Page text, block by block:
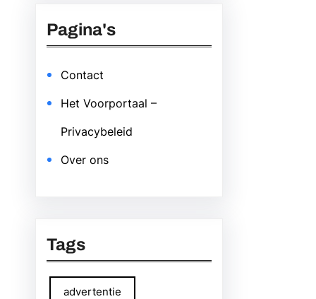
Pagina's
Contact
Het Voorportaal –
Privacybeleid
Over ons
Tags
advertentie